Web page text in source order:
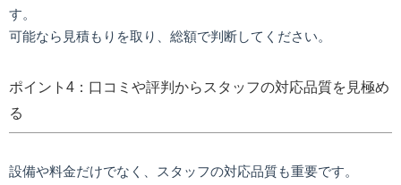
す。
可能なら見積もりを取り、総額で判断してください。
ポイント4：口コミや評判からスタッフの対応品質を見極め
る
設備や料金だけでなく、スタッフの対応品質も重要です。